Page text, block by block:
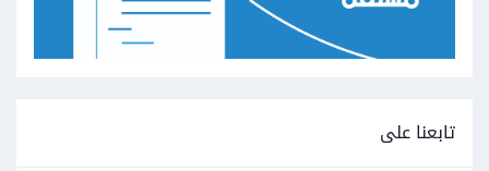
تابعنا على